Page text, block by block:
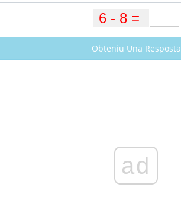
Obteniu Una Resposta
ad